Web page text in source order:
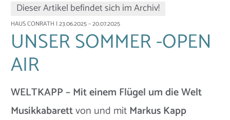
Dieser Artikel befindet sich im Archiv!
HAUS CONRATH | 23.06.2025 – 20.07.2025
UNSER SOMMER -OPEN
AIR
WELTKAPP – Mit einem Flügel um die Welt
Musikkabarettvon und mitMarkus Kapp